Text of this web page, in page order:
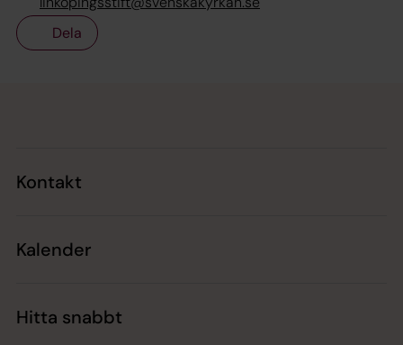
Dela
Kontakt
Kalender
Hitta snabbt